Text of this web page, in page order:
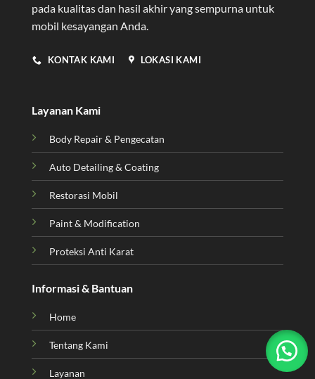
pada kualitas dan hasil akhir yang sempurna untuk
mobil kesayangan Anda.
KONTAK KAMI LOKASI KAMI
Layanan Kami
Body Repair & Pengecatan
Auto Detailing & Coating
Restorasi Mobil
Paint & Modification
Proteksi Anti Karat
Informasi & Bantuan
Home
Tentang Kami
Layanan